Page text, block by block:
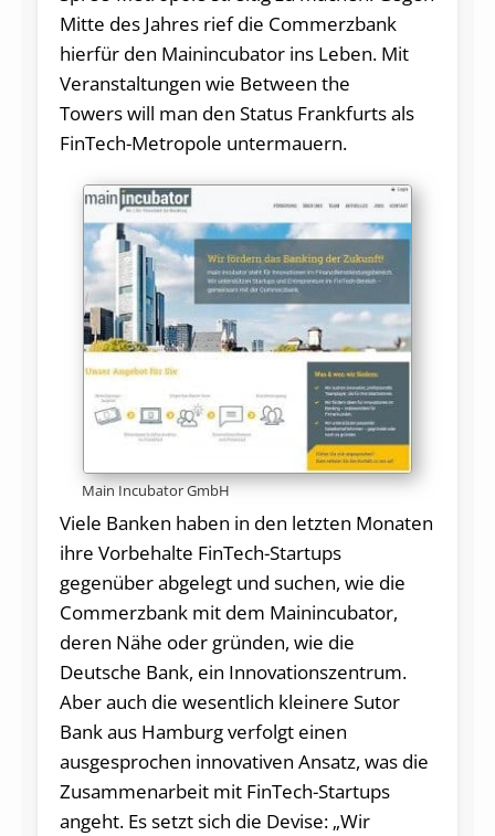
Mitte des Jahres rief die Commerzbank
hierfür den Mainincubator ins Leben. Mit
Veranstaltungen wie Between the
Towers will man den Status Frankfurts als
FinTech-Metropole untermauern.
Main Incubator GmbH
Viele Banken haben in den letzten Monaten
ihre Vorbehalte FinTech-Startups
gegenüber abgelegt und suchen, wie die
Commerzbank mit dem Mainincubator,
deren Nähe oder gründen, wie die
Deutsche Bank, ein Innovationszentrum.
Aber auch die wesentlich kleinere Sutor
Bank aus Hamburg verfolgt einen
ausgesprochen innovativen Ansatz, was die
Zusammenarbeit mit FinTech-Startups
angeht. Es setzt sich die Devise: „Wir